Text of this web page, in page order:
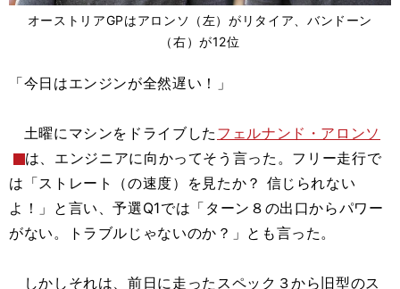
オーストリアGPはアロンソ（左）がリタイア、バンドーン
（右）が12位
「今日はエンジンが全然遅い！」
土曜にマシンをドライブした フェルナンド・アロンソ
は、エンジニアに向かってそう言った。フリー走行で
は「ストレート（の速度）を見たか？ 信じられない
よ！」と言い、予選Q1では「ターン８の出口からパワー
がない。トラブルじゃないのか？」とも言った。
しかしそれは、前日に走ったスペック３から旧型のス